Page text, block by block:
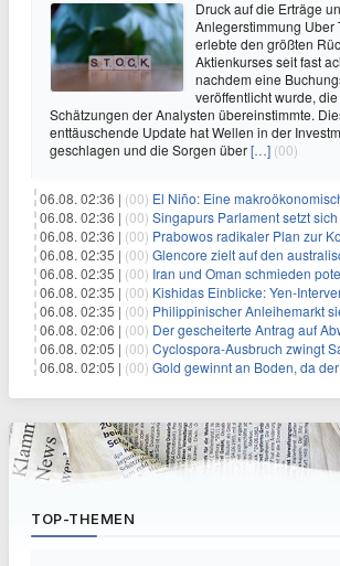
Druck auf die Erträge
Anlegerstimmung Uber
erlebte den größten
Aktienkurses seit fast
nachdem eine
veröffentlicht wurde,
Schätzungen der Analysten übereinstimmte.
enttäuschende Update hat Wellen in der
geschlagen und die Sorgen über[…] (00)
06.08. 02:36 | (00) El Niño: Eine makroökonomische Variable, die globale
06.08. 02:36 | (00) Singapurs Parlament setzt sich für eine
06.08. 02:36 | (00) Prabowos radikaler Plan zur Kontrolle von
06.08. 02:35 | (00) Glencore zielt auf den australischen Markt mit
06.08. 02:35 | (00) Iran und Oman schmieden potenziellen
06.08. 02:35 | (00) Kishidas Einblicke: Yen-Intervention bietet vorübergehende
06.08. 02:35 | (00) Philippinischer Anleihemarkt sieht sich anhaltendem Rückgang
06.08. 02:06 | (00) Der gescheiterte Antrag auf Abweisung des Chapter
06.08. 02:05 | (00) Cyclospora-Ausbruch zwingt Salad and Go in die Insolvenz:
06.08. 02:05 | (00) Gold gewinnt an Boden, da der Hormuz-Deal
TOP-THEMEN